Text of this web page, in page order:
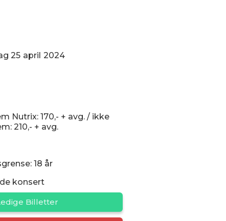
25 april 2024
Nutrix: 170,- + avg. / ikke
210,- + avg.
18 år
konsert
Billetter